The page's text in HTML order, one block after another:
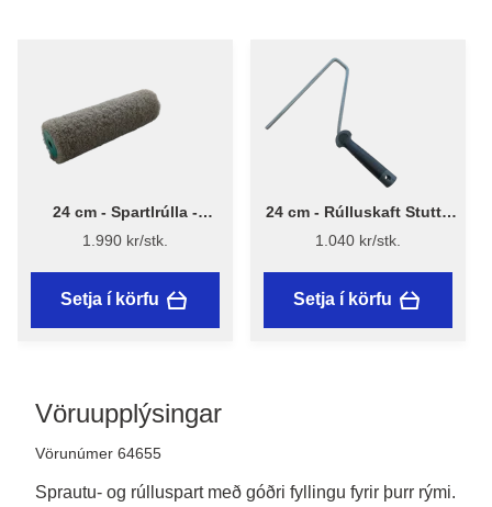
24 cm - Spartlrúlla -
Flügger
1.990 kr/stk.
Setja í körfu
24 cm - Rúlluskaft Stutt -
Flügger
1.040 kr/stk.
Setja í körfu
Vöruupplýsingar
Vörunúmer 64655
Sprautu- og rúlluspart með góðri fyllingu fyrir þurr rými.